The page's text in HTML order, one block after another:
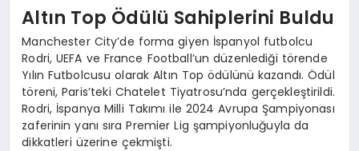
Altın Top Ödülü Sahiplerini Buldu
Manchester City’de forma giyen İspanyol futbolcu
Rodri, UEFA ve France Football’un düzenlediği törende
Yılın Futbolcusu olarak Altın Top ödülünü kazandı. Ödül
töreni, Paris’teki Chatelet Tiyatrosu’nda gerçekleştirildi.
Rodri, İspanya Milli Takımı ile 2024 Avrupa Şampiyonası
zaferinin yanı sıra Premier Lig şampiyonluğuyla da
dikkatleri üzerine çekmişti.